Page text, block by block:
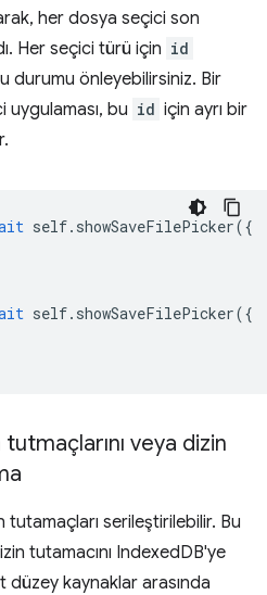
her dosya seçici son
Her seçici türü için id
durumu önleyebilirsiniz. Bir
bu id için ayrı bir
self. showSaveFilePicker({
self. showSaveFilePicker({
veya dizin
tutamaçları serileştirilebilir. Bu
tutamacını IndexedDB'ye
düzey kaynaklar arasında